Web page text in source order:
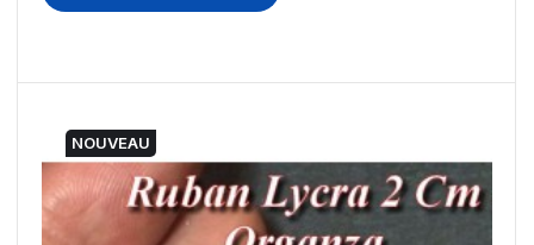
NOUVEAU